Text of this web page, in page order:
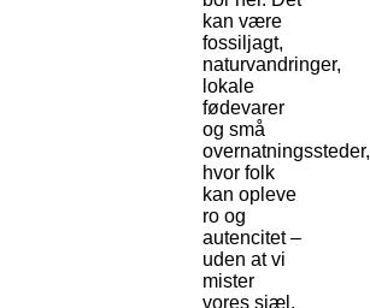
kan være
fossiljagt,
naturvandringer,
lokale
fødevarer
og små
overnatningssteder,
hvor folk
kan opleve
ro og
autencitet –
uden at vi
mister
vores sjæl.